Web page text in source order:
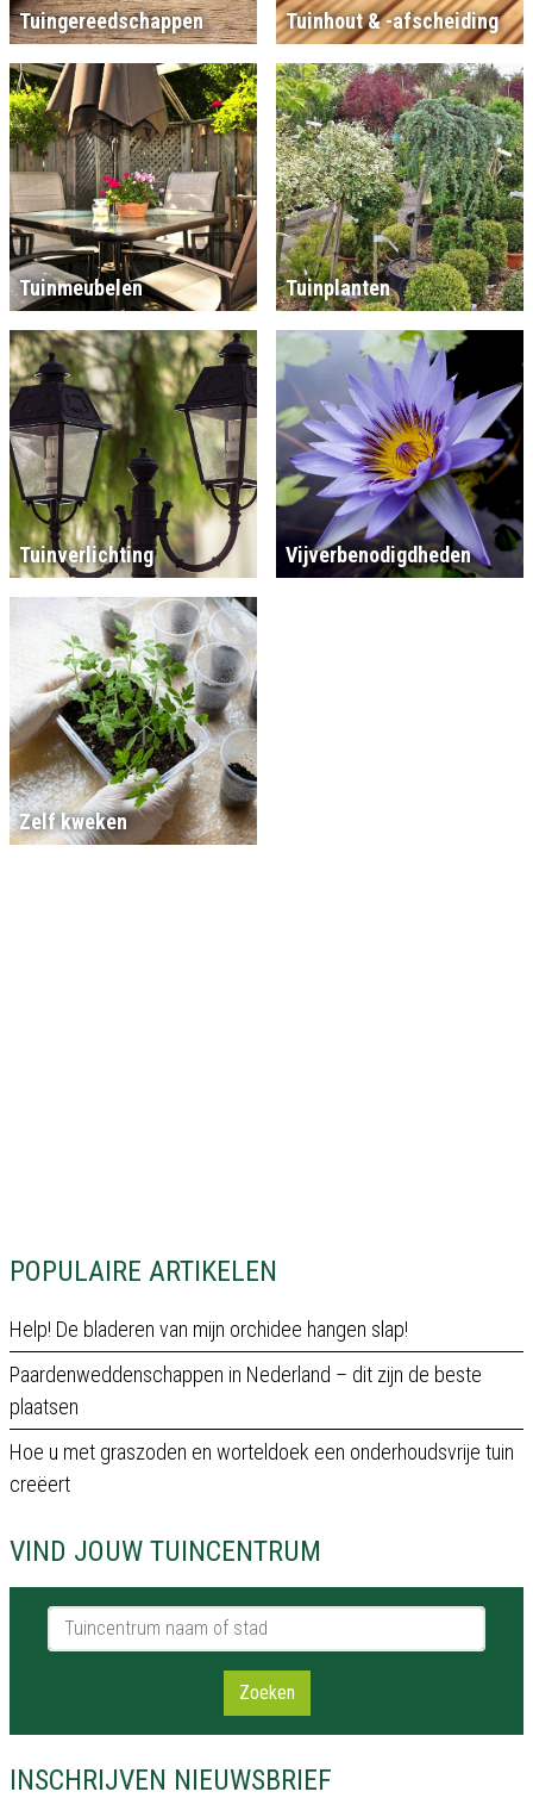
POPULAIRE ARTIKELEN
Help! De bladeren van mijn orchidee hangen slap!
Paardenweddenschappen in Nederland – dit zijn de beste
plaatsen
Hoe u met graszoden en worteldoek een onderhoudsvrije tuin
creëert
VIND JOUW TUINCENTRUM
Tuincentrum naam of stad
Zoeken
INSCHRIJVEN NIEUWSBRIEF
Tuingereedschappen Tuinhout & -afscheiding
Tuinmeubelen Tuinplanten
Tuinverlichting Vijverbenodigdheden
Zelf kweken